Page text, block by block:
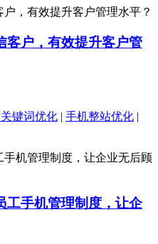
客户，有效提升客户管
键词优化 | 手机整站优化 |
工手机管理制度，让企